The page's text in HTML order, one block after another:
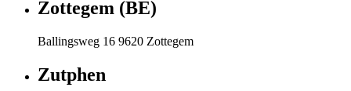
Zottegem (BE)
Ballingsweg 16 9620 Zottegem
Zutphen